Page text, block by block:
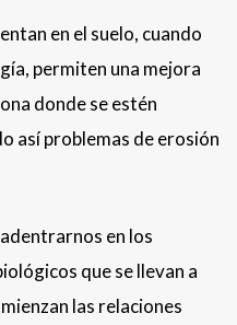
en el suelo, cuando
permiten una mejora
donde se estén
así problemas de erosión
en los
que se llevan a
las relaciones